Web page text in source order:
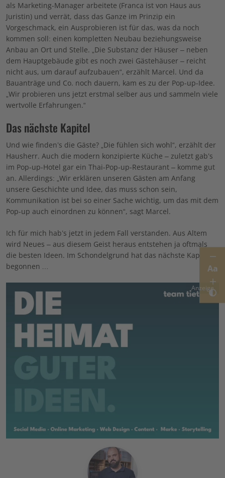
Aa
als Marketing-Manager arbeitete (Franca ist von Haus aus
Juristin) und verrät, dass das Ganze im Prinzip ein
Vorgeschmack, ein Ausprobieren ist für das, was da noch
kommen soll: einen kompletten Neubau beziehungsweise
Anbau an Ort und Stelle. „Die Substanz der Häuser – neben
dem Hauptgebäude gibt es noch zwei Gästehäuser – reicht
nicht aus, um darauf aufzubauen“, erzählt Marcel. Und da
Bauanträge und Co. noch dauern, kam es zu der Pop-up-Idee.
„Wir probieren uns jetzt erstmal selber aus und sammeln viele
wertvolle Erfahrungen.“
Das nächste Kapitel
Und wie finden’s die Gäste? „Die fühlen sich wohl“, erzählt der
Hausherr. Auch die modern konzipierte Küche – zuletzt gab’s
im Pop-up-Hotel gar ein Thai-Pop-up-Restaurant – komme gut
an. Allerdings: „Wir erklären unseren Gästen am Anfang
unsere Geschichte und Idee, das muss schon sein,
Kommunikation ist bei so einer Sache wichtig, um das mit dem
Pop-up auch einordnen zu können“, sagt Marcel.
Ich für mich hab’s jetzt in jedem Fall verstanden. Aus Altem
wird Neues – aus diesem Geist heraus entstehen ja oftmals
die besten Ideen. Im Schondelgrund hat das nächste Kapitel
begonnen …
Anzeige